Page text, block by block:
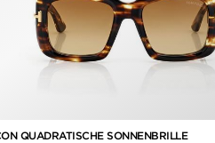
QUADRATISCHE SONNENBRILLE